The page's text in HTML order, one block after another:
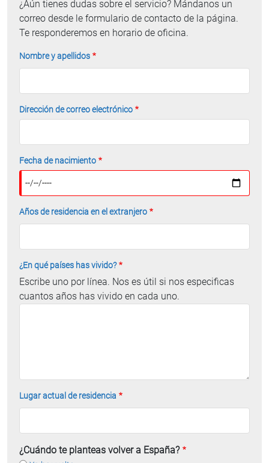
He conseguido resolver todas las
dudas que tenía previamente y darme
cuenta de más cosas de las que no era
Intenté que el Consulado me diera
me di cuenta de que no sirve de gran
ayuda. Es una lástima que tengan que
existir servicios como este.
Ecuador)
ayudar un montón esta guía tan
completa. Os contactaré seguro a
medida que veo que necesitamos más
¡Gracias! (Emigrante en Bélgica)
¿Aún tienes dudas sobre el servicio? Mándanos un
correo desde le formulario de contacto de la página.
Te responderemos en horario de oficina.
Nombre y apellidos
Dirección de correo electrónico
Fecha de nacimiento
Años de residencia en el extranjero
¿En qué países has vivido?
Escribe uno por línea. Nos es útil si nos especificas
cuantos años has vivido en cada uno.
Lugar actual de residencia
¿Cuándo te planteas volver a España?